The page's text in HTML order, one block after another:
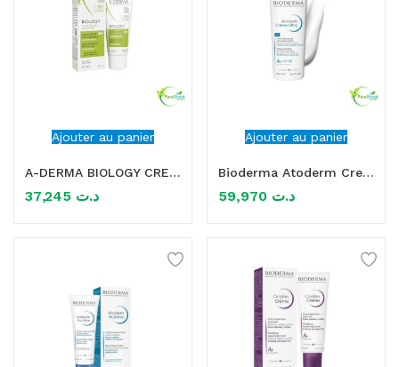
médical)
Ajouter au panier
A-DERMA BIOLOGY CREME RICHE HYDRATANTE PEAUX FRAGILES 40ML
د.ت
Ajouter au panier
Bioderma Atoderm Creme Ultra 500ml
د.ت